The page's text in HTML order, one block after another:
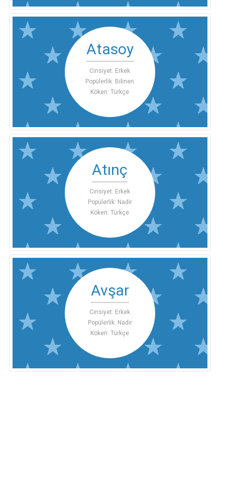
Atasoy
Cinsiyet: Erkek
Popülerlik: Bilinen
Köken: Türkçe
Atınç
Cinsiyet: Erkek
Popülerlik: Nadir
Köken: Türkçe
Avşar
Cinsiyet: Erkek
Popülerlik: Nadir
Köken: Türkçe